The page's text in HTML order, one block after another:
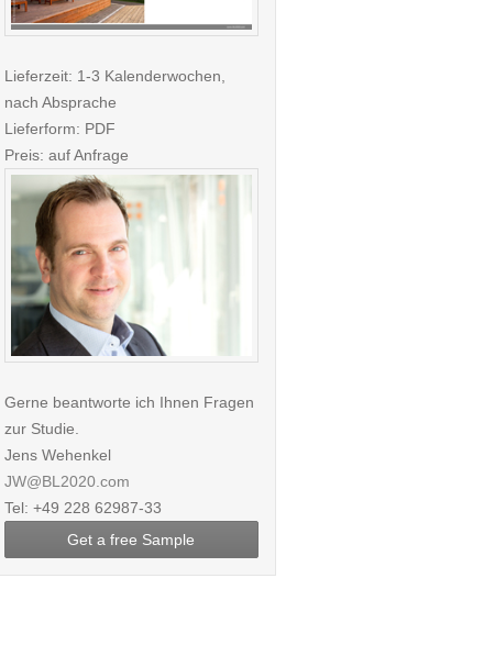
Lieferzeit: 1-3 Kalenderwochen,
nach Absprache
Lieferform: PDF
Preis: auf Anfrage
Gerne beantworte ich Ihnen Fragen
zur Studie.
Jens Wehenkel
JW@BL2020.com
Tel: +49 228 62987-33
Get a free Sample